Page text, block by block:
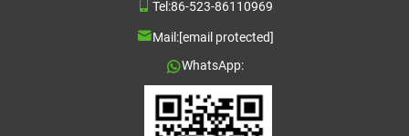
Tel:86-523-86110969
Mail:[email protected]
WhatsApp: